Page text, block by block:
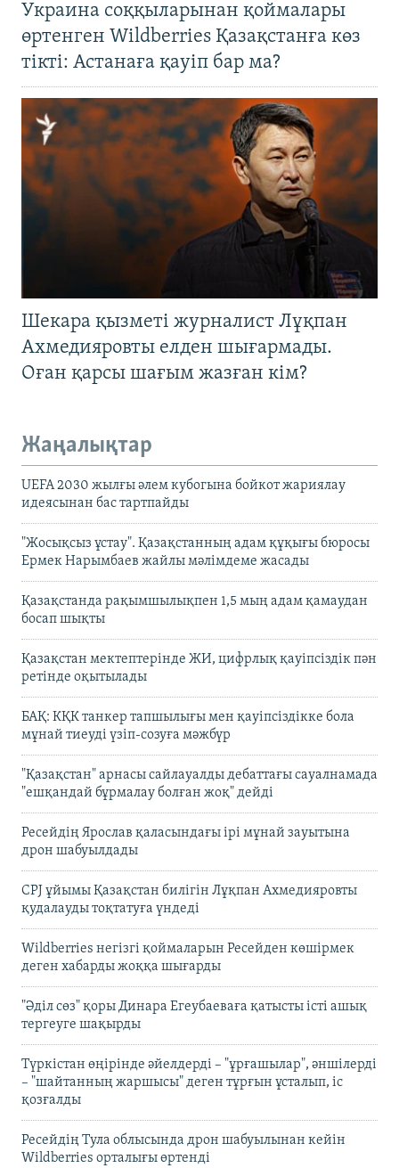
Украина соққыларынан қоймалары
өртенген Wildberries Қазақстанға көз
тікті: Астанаға қауіп бар ма?
Шекара қызметі журналист Лұқпан
Ахмедияровты елден шығармады.
Оған қарсы шағым жазған кім?
Жаңалықтар
UEFA 2030 жылғы әлем кубогына бойкот жариялау
идеясынан бас тартпайды
"Жосықсыз ұстау". Қазақстанның адам құқығы бюросы
Ермек Нарымбаев жайлы мәлімдеме жасады
Қазақстанда рақымшылықпен 1,5 мың адам қамаудан
босап шықты
Қазақстан мектептерінде ЖИ, цифрлық қауіпсіздік пән
ретінде оқытылады
БАҚ: КҚК танкер тапшылығы мен қауіпсіздікке бола
мұнай тиеуді үзіп-созуға мәжбүр
"Қазақстан" арнасы сайлауалды дебаттағы сауалнамада
"ешқандай бұрмалау болған жоқ" дейді
Ресейдің Ярослав қаласындағы ірі мұнай зауытына
дрон шабуылдады
CPJ ұйымы Қазақстан билігін Лұқпан Ахмедияровты
қудалауды тоқтатуға үндеді
Wildberries негізгі қоймаларын Ресейден көшірмек
деген хабарды жоққа шығарды
"Әділ сөз" қоры Динара Егеубаеваға қатысты істі ашық
тергеуге шақырды
Түркістан өңірінде әйелдерді – "ұрғашылар", әншілерді
– "шайтанның жаршысы" деген тұрғын ұсталып, іс
қозғалды
Ресейдің Тула облысында дрон шабуылынан кейін
Wildberries орталығы өртенді